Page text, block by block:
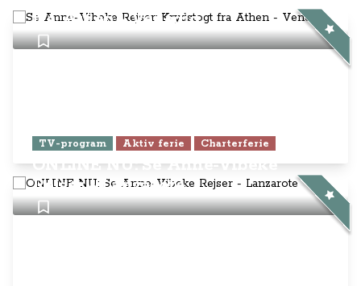
fra Athen - Venedig
TV-program Aktiv ferie Charterferie
ONLINE NU: Se Anne-Vibeke
Rejser - Lanzarote